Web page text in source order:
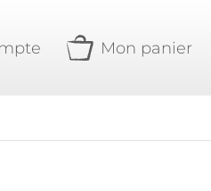
Mon panier